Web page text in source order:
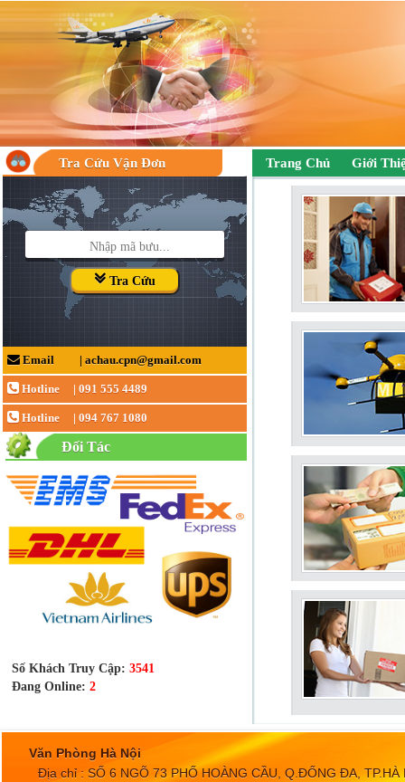
Tra Cứu Vận Đơn
Tra Cứu
Email | achau.cpn@gmail.com
Hotline | 091 555 4489
Hotline | 094 767 1080
Đối Tác
Số Khách Truy Cập: 3541
Đang Online: 2
Trang Chủ Giới
Văn Phòng Hà Nội
Địa chỉ : SỐ 6 NGÕ 73 PHỐ HOÀNG CẦU, Q.ĐỐNG ĐA, TP.HÀ